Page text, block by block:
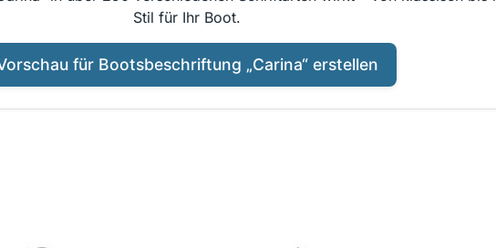
Stil für Ihr Boot.
für Bootsbeschriftung „Carina“ erstellen